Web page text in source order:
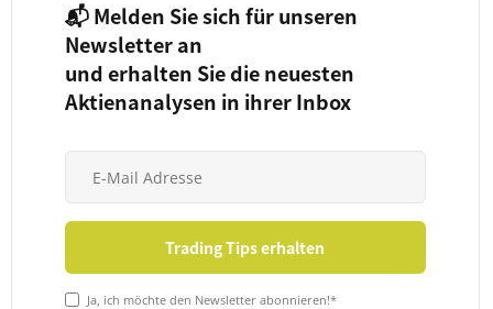
📬 Melden Sie sich für unseren
Newsletter an
und erhalten Sie die neuesten
Aktienanalysen in ihrer Inbox
Ja, ich möchte den Newsletter abonnieren!*